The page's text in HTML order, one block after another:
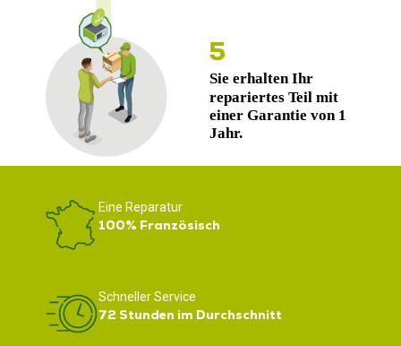
Eine Reparatur
100% Französisch
Schneller Service
72 Stunden im Durchschnitt